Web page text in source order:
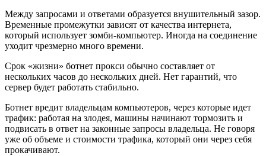
Между запросами и ответами образуется внушительный зазор.
Временные промежутки зависят от качества интернета,
который использует зомби-компьютер. Иногда на соединение
уходит чрезмерно много времени.
Срок «жизни» ботнет прокси обычно составляет от
нескольких часов до нескольких дней. Нет гарантий, что
сервер будет работать стабильно.
Ботнет вредит владельцам компьютеров, через которые идет
трафик: работая на злодея, машины начинают тормозить и
подвисать в ответ на законные запросы владельца. Не говоря
уже об объеме и стоимости трафика, который они через себя
прокачивают.